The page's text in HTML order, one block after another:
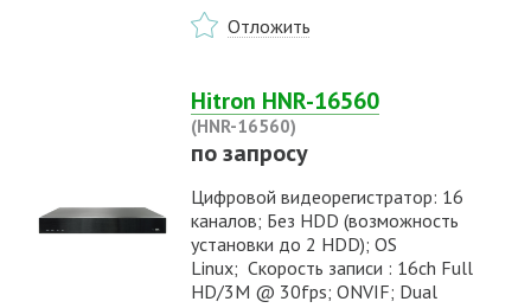
Отложить
Hitron HNR-16560
(HNR-16560)
по запросу
Цифровой видеорегистратор: 16
каналов; Без HDD (возможность
установки до 2 HDD); OS
Linux; Cкорость записи : 16ch Full
HD/3M @ 30fps; ONVIF; Dual